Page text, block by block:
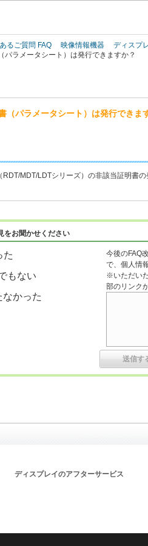
るご質問 FAQ 映像情報機器 ディスプ
パラメータシート）は発行できますか？
（パラメータシート）は発行できま
MDT/LDTシリーズ）の非該当証明書の
をお聞かせください
た
もない
なかった
今後のFAQ
で、個人情
※いただい
部のリンク
ディスプレイのアフターサービス